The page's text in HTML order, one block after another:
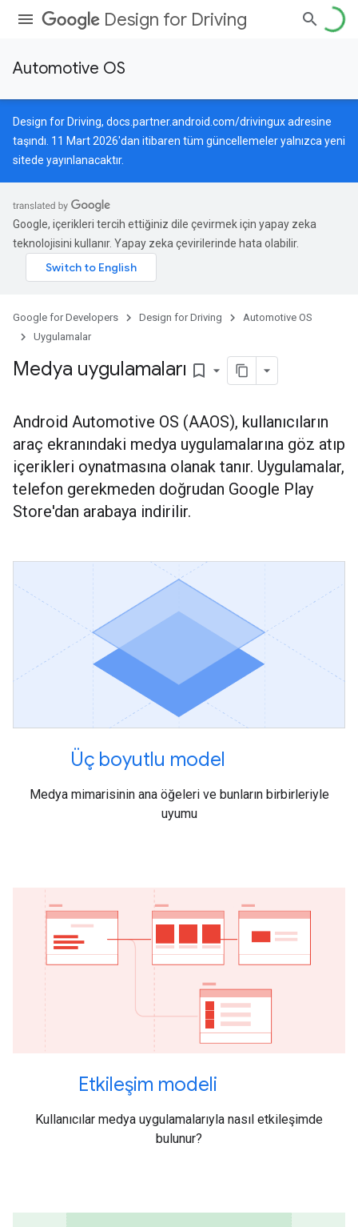
Design for Driving
Automotive OS
Design for Driving, docs.partner.android.com/drivinguxadresine
taşındı. 11 Mart 2026'dan itibaren tüm güncellemeler yalnızca yeni
sitede yayınlanacaktır.
Google, içerikleri tercih ettiğiniz dile çevirmek için yapay zeka
teknolojisini kullanır. Yapay zeka çevirilerinde hata olabilir.
Google for Developers Design for Driving
Automotive OS
Uygulamalar
Medya uygulamaları bookmark_border
Android Automotive OS (AAOS), kullanıcıların
araç ekranındaki medya uygulamalarına göz atıp
içerikleri oynatmasına olanak tanır. Uygulamalar,
telefon gerekmeden doğrudan Google Play
Store'dan arabaya indirilir.
Üç boyutlu model
Medya mimarisinin ana öğeleri ve bunların birbirleriyle
uyumu
Etkileşim modeli
Kullanıcılar medya uygulamalarıyla nasıl etkileşimde
bulunur?